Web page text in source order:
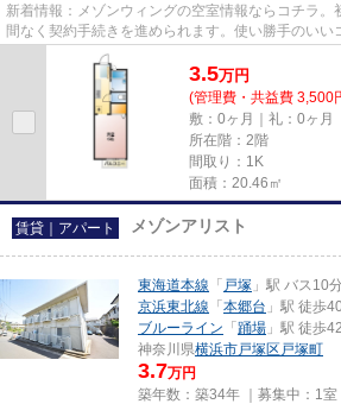
新着情報：メゾンウィングの空室情報ならコチラ
間なく契約手続きを進められます。使い勝手のいい
東海道本線戸塚付近の物件情...
3.5万円
(管理費・共益費 3,500
敷：0ヶ月｜礼：0ヶ月
所在階：2階
間取り：1K
面積：20.46㎡
賃貸｜アパート メゾンアリスト
東海道本線 「 戸塚 」駅 バス10
京浜東北線 「 本郷台 」駅 徒歩
ブルーライン 「 踊場 」駅 徒歩
神奈川県横浜市戸塚区 戸塚町
3.7万円
築年数：築34年 ｜募集中： 1室